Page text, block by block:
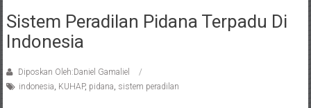
Sistem Peradilan Pidana Terpadu Di
Indonesia
Diposkan Oleh:Daniel Gamaliel
indonesia, KUHAP, pidana, sistem peradilan